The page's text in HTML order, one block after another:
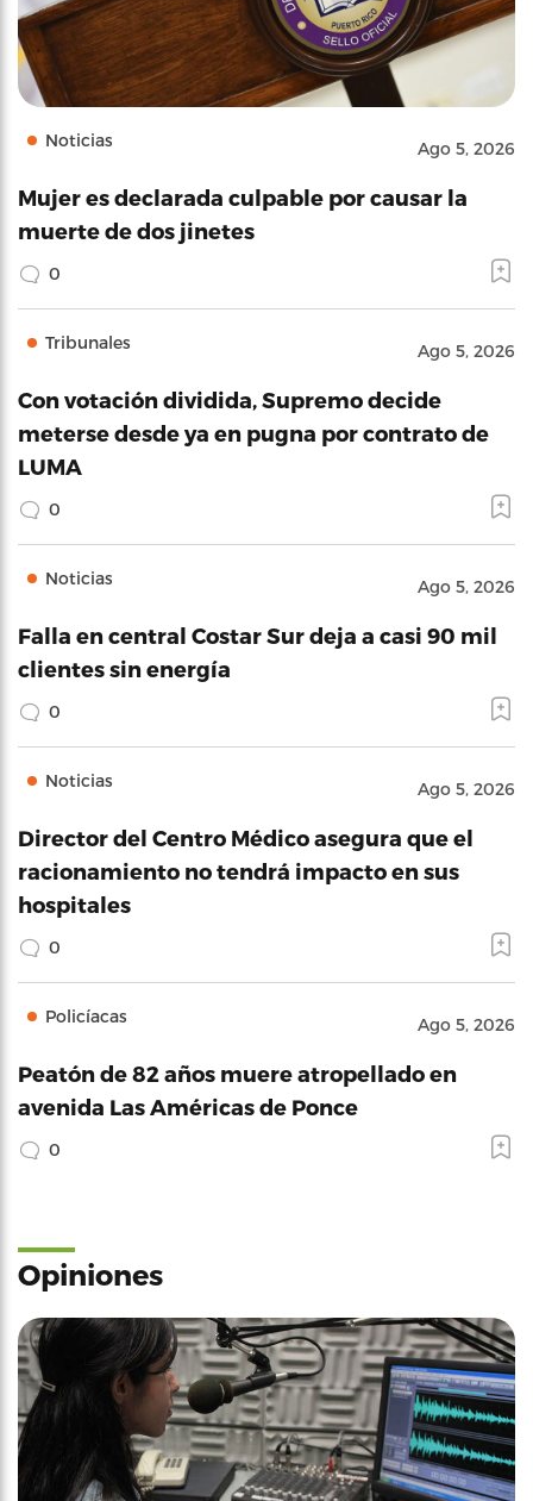
Noticias Ago 5, 2026
Mujer es declarada culpable por causar la
muerte de dos jinetes
0
Tribunales Ago 5, 2026
Con votación dividida, Supremo decide
meterse desde ya en pugna por contrato de
LUMA
0
Noticias Ago 5, 2026
Falla en central Costar Sur deja a casi 90 mil
clientes sin energía
0
Noticias Ago 5, 2026
Director del Centro Médico asegura que el
racionamiento no tendrá impacto en sus
hospitales
0
Policíacas Ago 5, 2026
Peatón de 82 años muere atropellado en
avenida Las Américas de Ponce
0
Opiniones